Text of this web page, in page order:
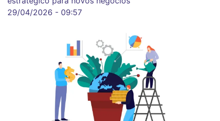
29/04/2026 - 09:57